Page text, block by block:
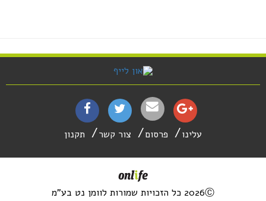
עלינו פרסום צור קשר תקנון
2026Ⓒ כל הזכויות שמורות לוומן נט בע"מ